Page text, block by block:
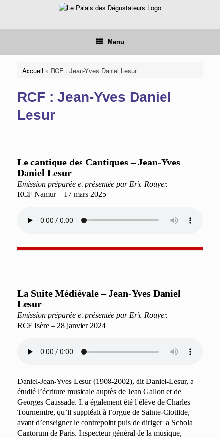
Menu
Accueil » RCF : Jean-Yves Daniel Lesur
RCF : Jean-Yves Daniel
Lesur
Le cantique des Cantiques – Jean-Yves
Daniel Lesur
Emission préparée et présentée par Eric Rouyer.
RCF Namur – 17 mars 2025
La Suite Médiévale – Jean-Yves Daniel
Lesur
Emission préparée et présentée par Eric Rouyer.
RCF Isère – 28 janvier 2024
Daniel-Jean-Yves Lesur (1908-2002), dit Daniel-Lesur, a
étudié l’écriture musicale auprès de Jean Gallon et de
Georges Caussade. Il a également été l’élève de Charles
Tournemire, qu’il suppléait à l’orgue de Sainte-Clotilde,
avant d’enseigner le contrepoint puis de diriger la Schola
Cantorum de Paris. Inspecteur général de la musique,